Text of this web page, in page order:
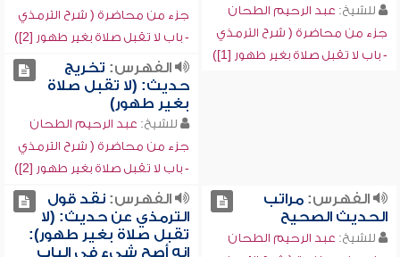
للشيخ: عبد الرحيم الطحان
جزء من محاضرة ( شرح الترمذي
- باب لا تقبل صلاة بغير طهور [1])
جزء من محاضرة ( شرح الترمذي
- باب لا تقبل صلاة بغير طهور [2])
الفهرس: تخريج
حديث: (لا تقبل صلاة
بغير طهور)
للشيخ: عبد الرحيم الطحان
جزء من محاضرة ( شرح الترمذي
- باب لا تقبل صلاة بغير طهور [2])
الفهرس:مراتب
الحديث الصحيح
للشيخ: عبد الرحيم الطحان
الفهرس:نقد قول
الترمذي عن حديث: (لا
تقبل صلاة بغير طهور):
إنه أصح شيء في الباب